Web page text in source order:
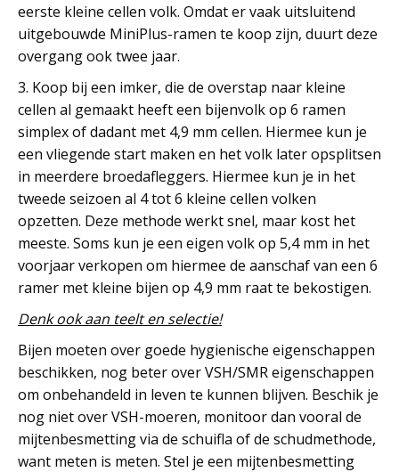
eerste kleine cellen volk. Omdat er vaak uitsluitend
uitgebouwde MiniPlus-ramen te koop zijn, duurt deze
overgang ook twee jaar.
3. Koop bij een imker, die de overstap naar kleine
cellen al gemaakt heeft een bijenvolk op 6 ramen
simplex of dadant met 4,9 mm cellen. Hiermee kun je
een vliegende start maken en het volk later opsplitsen
in meerdere broedafleggers. Hiermee kun je in het
tweede seizoen al 4 tot 6 kleine cellen volken
opzetten. Deze methode werkt snel, maar kost het
meeste. Soms kun je een eigen volk op 5,4 mm in het
voorjaar verkopen om hiermee de aanschaf van een 6
ramer met kleine bijen op 4,9 mm raat te bekostigen.
Denk ook aan teelt en selectie!
Bijen moeten over goede hygienische eigenschappen
beschikken, nog beter over VSH/SMR eigenschappen
om onbehandeld in leven te kunnen blijven. Beschik je
nog niet over VSH-moeren, monitoor dan vooral de
mijtenbesmetting via de schuifla of de schudmethode,
want meten is meten. Stel je een mijtenbesmetting